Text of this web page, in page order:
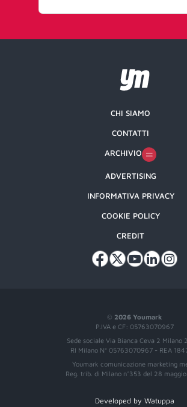
© 2026 Youmark
P.IVA e CF: 05763070967
Sede sociale Via Bianca Ceva 2 Milano
RI Milano N° 05763070967 - REA
Youmark comunicazione marketing
Reg. trib. di Milano n°353 del 28
CHI SIAMO
CONTATTI
ARCHIVIO
ADVERTISING
INFORMATIVA PRIVACY
COOKIE POLICY
CREDIT
Developed by Watuppa